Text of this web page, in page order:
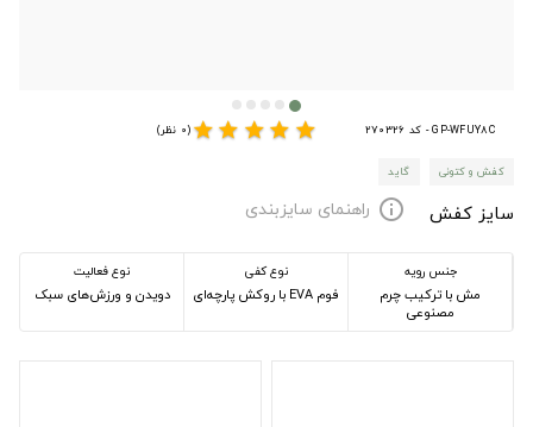
GP-WFUY8C - کد 270326 star
star
star
star
star(0 نظر)
کفش و کتونی گاید
سایز کفش info راهنمای سایزبندی
جنس رویه
مش با ترکیب چرم
مصنوعی
نوع کفی
فوم EVA با روکش پارچه‌ای
نوع فعالیت
دویدن و ورزش‌های سبک